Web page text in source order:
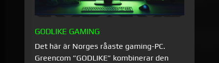
GODLIKE GAMING
Det här är Norges råaste gaming-PC.
Greencom ”GODLIKE” kombinerar den